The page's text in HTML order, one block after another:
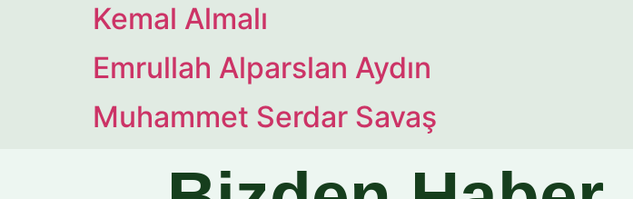
Kemal Almalı
Emrullah Alparslan Aydın
Muhammet Serdar Savaş